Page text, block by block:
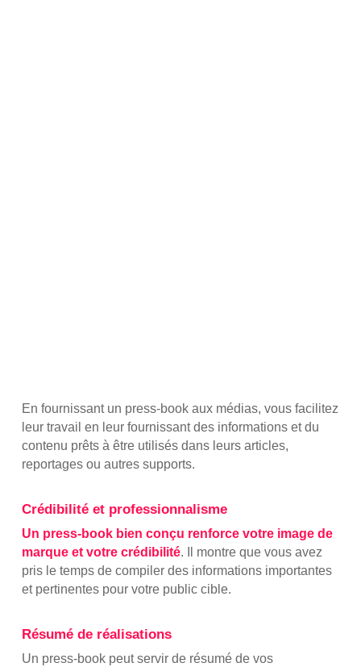
En fournissant un press-book aux médias, vous facilitez
leur travail en leur fournissant des informations et du
contenu prêts à être utilisés dans leurs articles,
reportages ou autres supports.
Crédibilité et professionnalisme
Un press-book bien conçu renforce votre image de
marque et votre crédibilité. Il montre que vous avez
pris le temps de compiler des informations importantes
et pertinentes pour votre public cible.
Résumé de réalisations
Un press-book peut servir de résumé de vos